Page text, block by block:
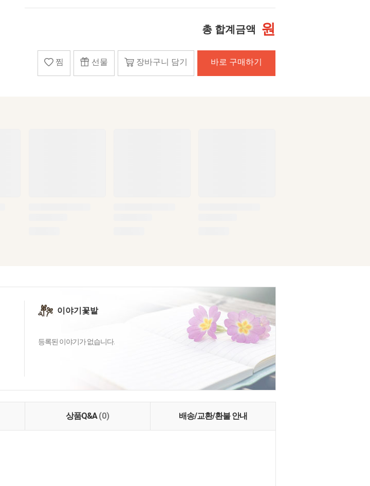
총 합계금액 원
찜 선물 장바구니 담기 바로 구매하기
이야기꽃밭
등록된 이야기가 없습니다.
상품Q&A(0) 배송/교환/환불 안내